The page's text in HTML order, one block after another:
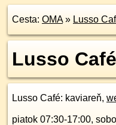
Cesta: OMA» Lusso
Lusso Café
Lusso Café: kaviareň,
piatok 07:30-17:00,